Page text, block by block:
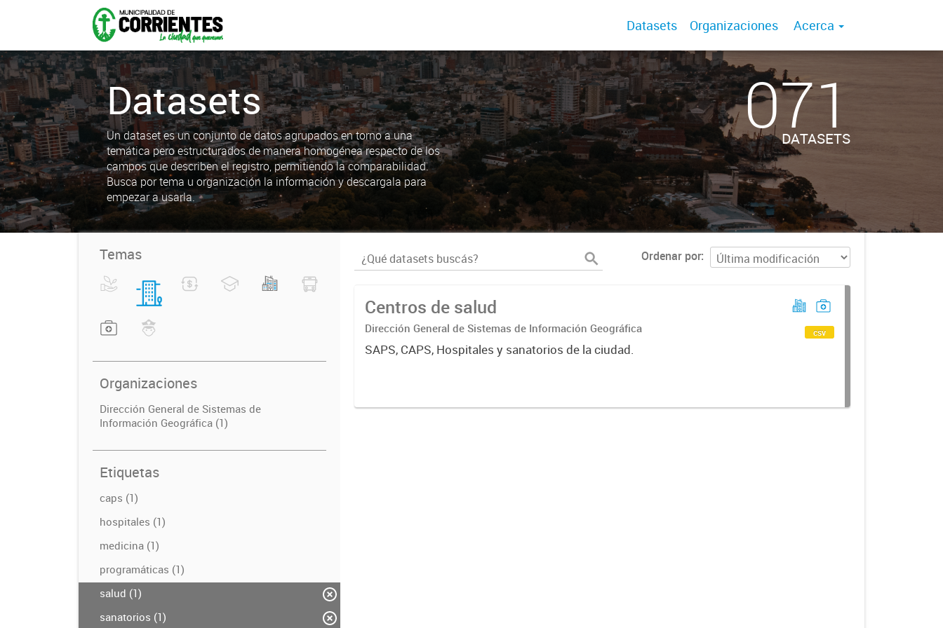
Datasets Organizaciones Acerca
Datasets
Un dataset es un conjunto de datos agrupados en torno a una
temática pero estructurados de manera homogénea respecto de los
campos que describen el registro, permitiendo la comparabilidad.
Busca por tema u organización la información y descargala para
empezar a usarla.
071
DATASETS
Temas
Organizaciones
Dirección General de Sistemas de
Información Geográfica (1)
Etiquetas
caps (1)
hospitales (1)
medicina (1)
programáticas (1)
salud (1)
sanatorios (1)
Ordenar por
Centros de salud
Dirección General de Sistemas de Información Geográfica
SAPS, CAPS, Hospitales y sanatorios de la ciudad.
csv